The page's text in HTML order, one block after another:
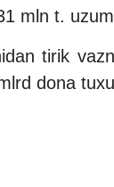
mln t.
tirik
dona